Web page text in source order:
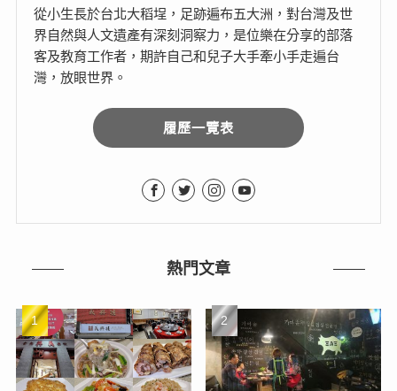
從小生長於台北大稻埕，足跡遍布五大洲，對台灣及世
界自然與人文遺產有深刻洞察力，是位樂在分享的部落
客及教育工作者，期許自己和兒子大手牽小手走遍台
灣，放眼世界。
履歷一覽表
熱門文章